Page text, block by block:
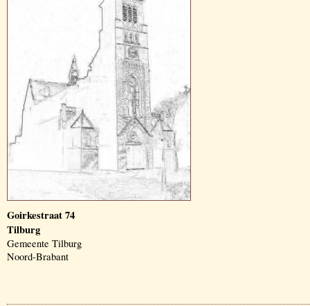
Goirkestraat 74
Tilburg
Gemeente Tilburg
Noord-Brabant